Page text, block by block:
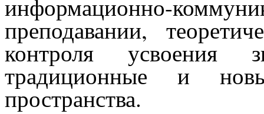
информационно-
преподавании,
контроля
традиционные и
пространства.